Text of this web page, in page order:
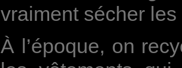
vraiment sécher
À l’époque, on